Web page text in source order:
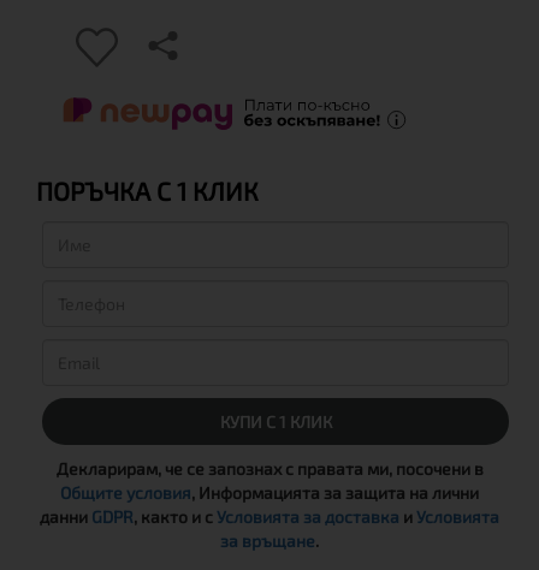
ПОРЪЧКА С 1 КЛИК
КУПИ С 1 КЛИК
Декларирам, че се запознах с правата ми, посочени в
Общите условия, Информацията за защита на лични
данни GDPR, както и сУсловията за доставка иУсловията
за връщане.